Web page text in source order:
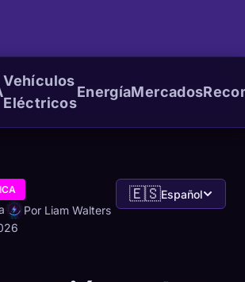
Vehículos
Eléctricos
EnergíaMercados
Por Liam Walters
🇪🇸Español